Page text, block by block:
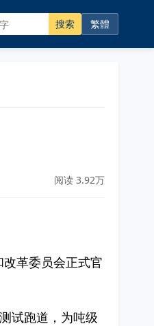
搜索 繁體
阅读 3.92万
改革委员会正式官
试跑道，为吨级